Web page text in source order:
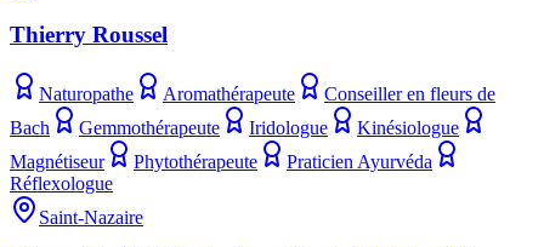
Thierry Roussel
Naturopathe Aromathérapeute
Conseiller en fleurs de
Bach
Gemmothérapeute Iridologue
Kinésiologue
Magnétiseur
Phytothérapeute
Praticien Ayurvéda
Réflexologue
Saint-Nazaire